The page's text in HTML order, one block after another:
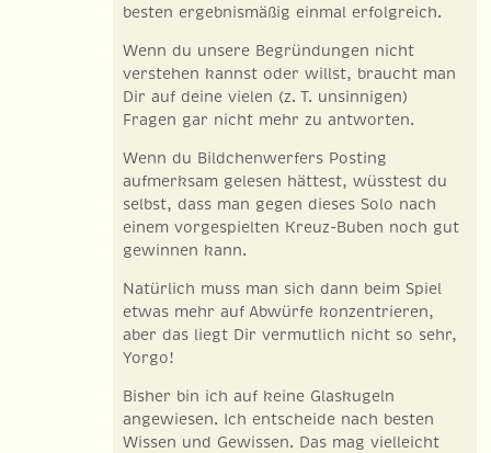
besten ergebnismäßig einmal erfolgreich.
Wenn du unsere Begründungen nicht
verstehen kannst oder willst, braucht man
Dir auf deine vielen (z. T. unsinnigen)
Fragen gar nicht mehr zu antworten.
Wenn du Bildchenwerfers Posting
aufmerksam gelesen hättest, wüsstest du
selbst, dass man gegen dieses Solo nach
einem vorgespielten Kreuz-Buben noch gut
gewinnen kann.
Natürlich muss man sich dann beim Spiel
etwas mehr auf Abwürfe konzentrieren,
aber das liegt Dir vermutlich nicht so sehr,
Yorgo!
Bisher bin ich auf keine Glaskugeln
angewiesen. Ich entscheide nach besten
Wissen und Gewissen. Das mag vielleicht